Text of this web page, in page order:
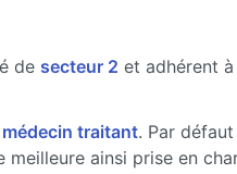
de secteur 2 et adhérent à
médecin traitant. Par
meilleure ainsi prise en